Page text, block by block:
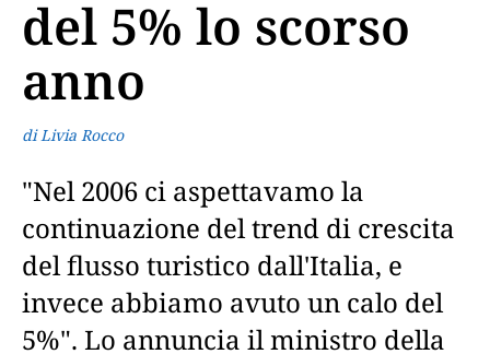
del 5% lo scorso
anno
di Livia Rocco
"Nel 2006 ci aspettavamo la
continuazione del trend di crescita
del flusso turistico dall'Italia, e
invece abbiamo avuto un calo del
5%". Lo annuncia il ministro della